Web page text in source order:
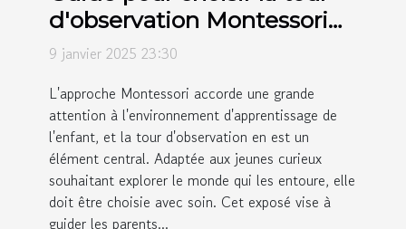
d'observation Montessori
adaptée à votre enfant
9 janvier 2025 23:30
L'approche Montessori accorde une grande
attention à l'environnement d'apprentissage de
l'enfant, et la tour d'observation en est un
élément central. Adaptée aux jeunes curieux
souhaitant explorer le monde qui les entoure, elle
doit être choisie avec soin. Cet exposé vise à
guider les parents...